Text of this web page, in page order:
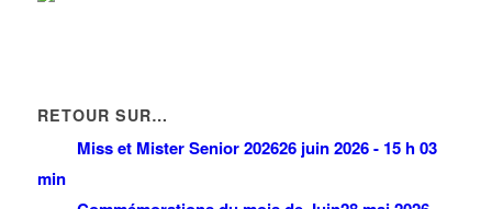
RETOUR SUR…
Miss et Mister Senior 202626 juin 2026 - 15 h 03
min